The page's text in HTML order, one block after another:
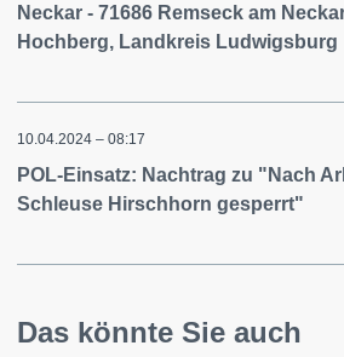
Neckar - 71686 Remseck am
Hochberg, Landkreis Ludwigsburg
10.04.2024 – 08:17
POL-Einsatz: Nachtrag zu "Nach
Schleuse Hirschhorn gesperrt"
Das könnte Sie auch